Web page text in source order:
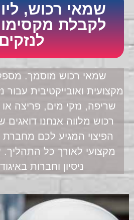
שמאי רכוש,
לקבלת
שמאי רכוש מוסמך.
מקצועית ואובייקטיבית עבור
שריפה, נזקי מים, פריצה
רכוש מלווה אנחנו
הפיצוי המגיע לכם מחברת
ניסיון וחברות